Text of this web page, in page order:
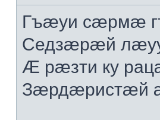
Гъæуи сæрмæ
Седзæрæй
Æ рæзти ку
Зæрдæристæй